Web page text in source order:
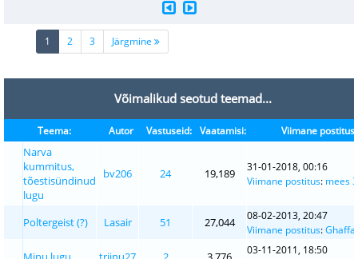
1 (current)
2 3 Järgmine
Võimalikud seotud teemad...
Teema: Autor Vastuseid: Vaatamisi: Viimane postitus
Narva
kummitus,
tõestisündinud
lugu
bv206 24 19,189
31-01-2018, 00:16
Viimane postitus: mees
Poltergeist (?) Lasair 51 27,044
08-02-2013, 20:47
Viimane postitus:Ghaffa
03-11-2011, 18:50